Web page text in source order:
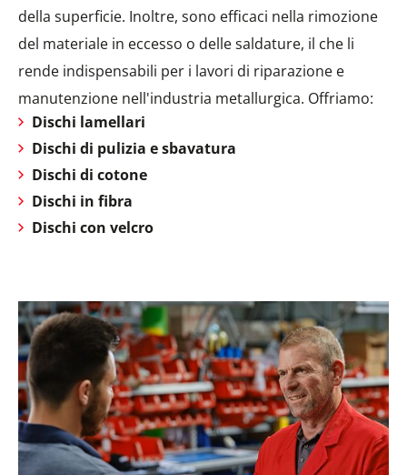
della superficie. Inoltre, sono efficaci nella rimozione
del materiale in eccesso o delle saldature, il che li
rende indispensabili per i lavori di riparazione e
manutenzione nell'industria metallurgica. Offriamo:
Dischi lamellari
Dischi di pulizia e sbavatura
Dischi di cotone
Dischi in fibra
Dischi con velcro